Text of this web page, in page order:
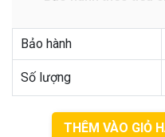
Bảo hành
Số lượng
THÊM VÀO GIỎ